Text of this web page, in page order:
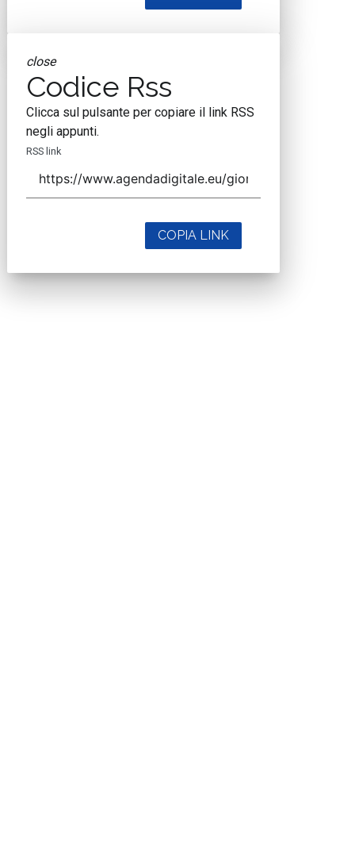
close
Codice Rss
Clicca sul pulsante per copiare il link RSS
negli appunti.
RSS link
COPIA LINK